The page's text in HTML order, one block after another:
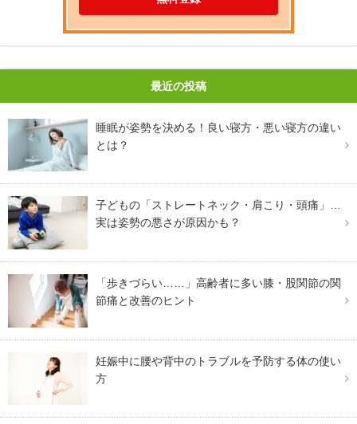
最近の投稿
睡眠が姿勢を決める！良い寝方・悪い寝方の違い
とは？
子どもの「ストレートネック・肩こり・頭痛」…
実は姿勢の悪さが原因かも？
「歩きづらい……」高齢者に多い膝・股関節の関
節痛と改善のヒント
妊娠中に腰や背中のトラブルを予防する体の使い
方